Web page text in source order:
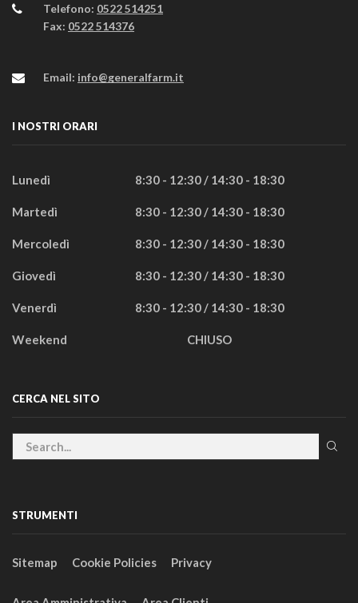
Telefono: 0522 514251
Fax: 0522 514376
Email: info@generalfarm.it
I NOSTRI ORARI
Lunedì 8:30 - 12:30 / 14:30 - 18:30
Martedì 8:30 - 12:30 / 14:30 - 18:30
Mercoledì 8:30 - 12:30 / 14:30 - 18:30
Giovedì 8:30 - 12:30 / 14:30 - 18:30
Venerdì 8:30 - 12:30 / 14:30 - 18:30
Weekend CHIUSO
CERCA NEL SITO
STRUMENTI
Sitemap Cookie Policies Privacy